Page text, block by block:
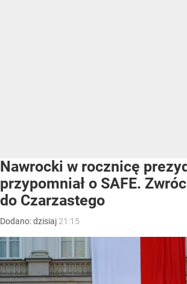
Nawrocki w rocznicę
przypomniał o SAFE.
do Czarzastego
Dodano:dzisiaj 21:15